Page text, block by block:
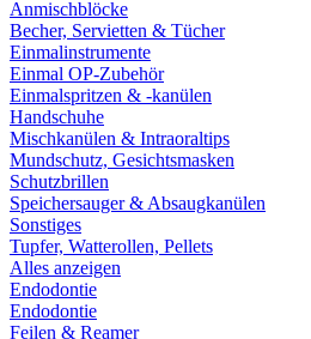
Anmischblöcke
Becher, Servietten & Tücher
Einmalinstrumente
Einmal OP-Zubehör
Einmalspritzen & -kanülen
Handschuhe
Mischkanülen & Intraoraltips
Mundschutz, Gesichtsmasken
Schutzbrillen
Speichersauger & Absaugkanülen
Sonstiges
Tupfer, Watterollen, Pellets
Alles anzeigen
Endodontie
Endodontie
Feilen & Reamer